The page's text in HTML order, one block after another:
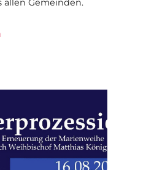
allen Gemeinden.